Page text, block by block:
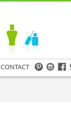
CONTACT